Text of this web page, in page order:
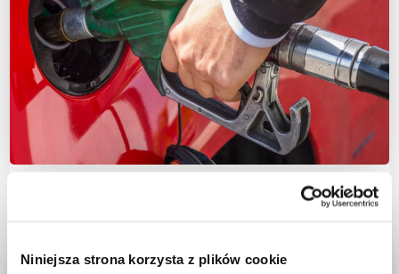
Niniejsza strona korzysta z plików cookie
Etiam ullamcorper tortor gravida venenatis